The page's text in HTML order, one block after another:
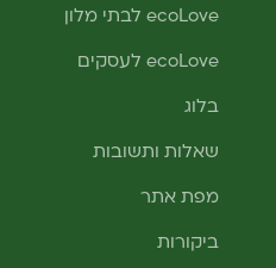
ecoLove לבתי מלון
ecoLove לעסקים
בלוג
שאלות ותשובות
מפת אתר
ביקורות